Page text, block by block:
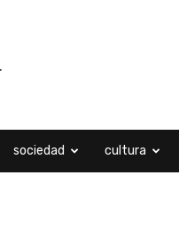
sociedad cultura